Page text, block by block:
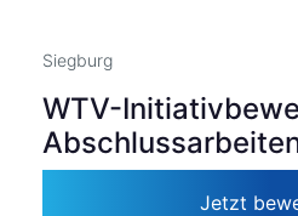
Siegburg
WTV-
Jetzt